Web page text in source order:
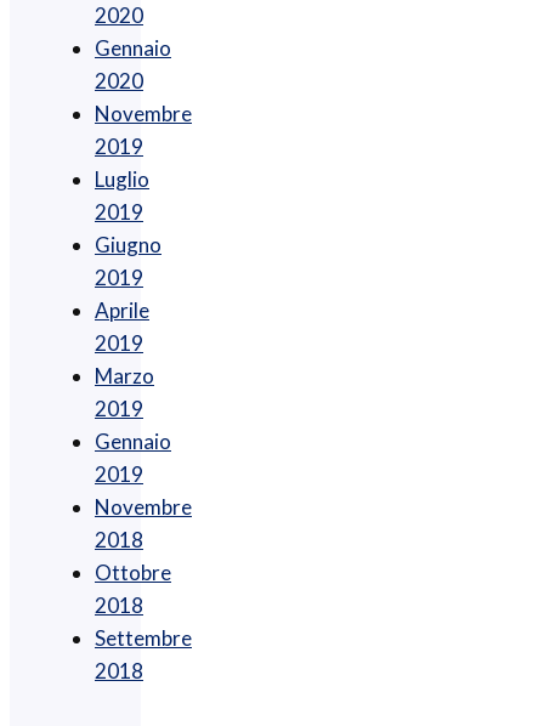
2020
Gennaio
2020
Novembre
2019
Luglio
2019
Giugno
2019
Aprile
2019
Marzo
2019
Gennaio
2019
Novembre
2018
Ottobre
2018
Settembre
2018